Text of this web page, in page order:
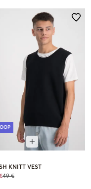
KNITT VEST
49 €